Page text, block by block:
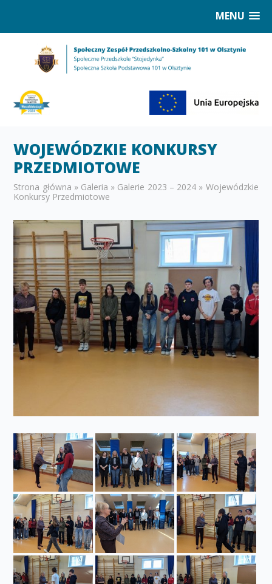
MENU
WOJEWÓDZKIE KONKURSY
PRZEDMIOTOWE
Strona główna » Galeria » Galerie 2023 – 2024 » Wojewódzkie
Konkursy Przedmiotowe